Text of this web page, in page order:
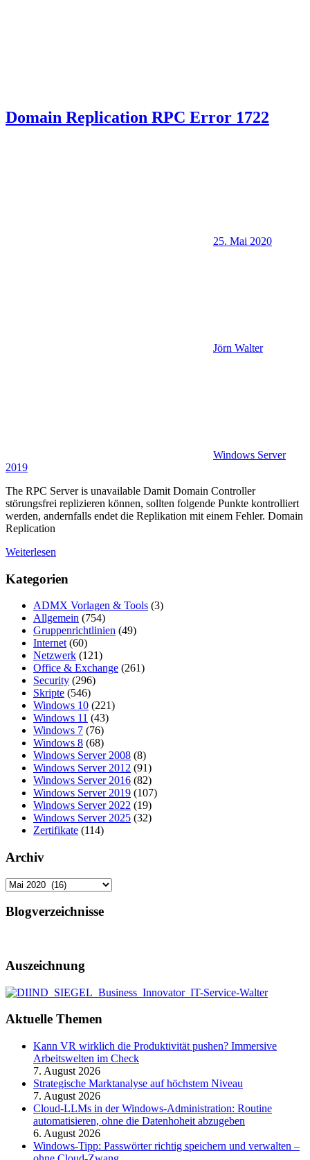
Domain Replication RPC Error 1722
25. Mai 2020
Jörn Walter
Windows Server
2019
The RPC Server is unavailable Damit Domain Controller
störungsfrei replizieren können, sollten folgende Punkte kontrolliert
werden, andernfalls endet die Replikation mit einem Fehler. Domain
Replication
Weiterlesen
Kategorien
ADMX Vorlagen & Tools (3)
Allgemein (754)
Gruppenrichtlinien (49)
Internet (60)
Netzwerk (121)
Office & Exchange (261)
Security (296)
Skripte (546)
Windows 10 (221)
Windows 11 (43)
Windows 7 (76)
Windows 8 (68)
Windows Server 2008 (8)
Windows Server 2012 (91)
Windows Server 2016 (82)
Windows Server 2019 (107)
Windows Server 2022 (19)
Windows Server 2025 (32)
Zertifikate (114)
Archiv
Archiv
Blogverzeichnisse
Auszeichnung
Aktuelle Themen
Kann VR wirklich die Produktivität pushen? Immersive
Arbeitswelten im Check
7. August 2026
Strategische Marktanalyse auf höchstem Niveau
7. August 2026
Cloud-LLMs in der Windows-Administration: Routine
automatisieren, ohne die Datenhoheit abzugeben
6. August 2026
Windows-Tipp: Passwörter richtig speichern und verwalten –